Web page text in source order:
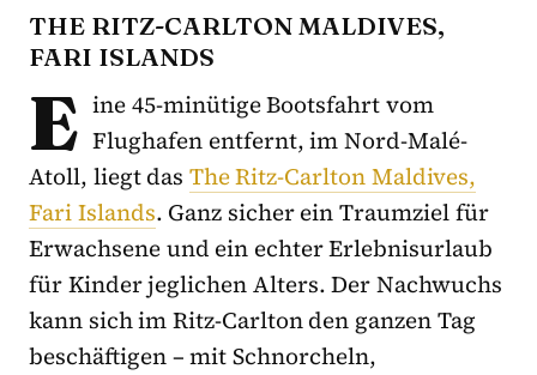
THE RITZ-CARLTON MALDIVES,
FARI ISLANDS
E ine 45-minütige Bootsfahrt vom
Flughafen entfernt, im Nord-Malé-
Atoll, liegt das The Ritz-Carlton Maldives,
Fari Islands. Ganz sicher ein Traumziel für
Erwachsene und ein echter Erlebnisurlaub
für Kinder jeglichen Alters. Der Nachwuchs
kann sich im Ritz-Carlton den ganzen Tag
beschäftigen – mit Schnorcheln,